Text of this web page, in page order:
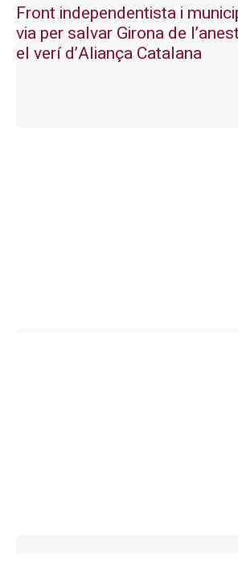
Front independentista i
via per salvar Girona de
el verí d’Aliança Catalana